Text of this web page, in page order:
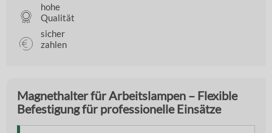
hohe
Qualität
sicher
zahlen
Magnethalter für Arbeitslampen – Flexible
Befestigung für professionelle Einsätze